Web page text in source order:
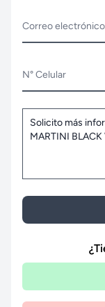
Correo electrónico
N° Celular